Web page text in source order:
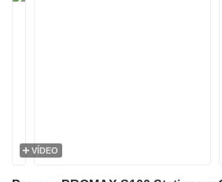
VÍDEO